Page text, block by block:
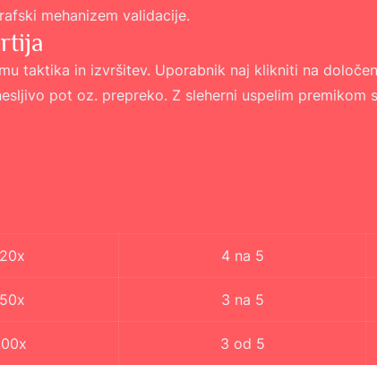
mehanizem validacije.
taktika in izvršitev. Uporabnik naj klikniti na
pot oz. prepreko. Z sleherni uspelim premikom
4 na 5
3 na 5
3 od 5